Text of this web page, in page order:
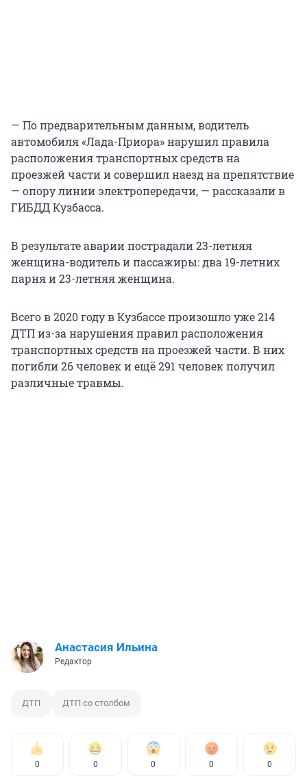
— По предварительным данным, водитель
автомобиля «Лада-Приора» нарушил правила
расположения транспортных средств на
проезжей части и совершил наезд на препятствие
— опору линии электропередачи, — рассказали в
ГИБДД Кузбасса.
В результате аварии пострадали 23-летняя
женщина-водитель и пассажиры: два 19-летних
парня и 23-летняя женщина.
Всего в 2020 году в Кузбассе произошло уже 214
ДТП из-за нарушения правил расположения
транспортных средств на проезжей части. В них
погибли 26 человек и ещё 291 человек получил
различные травмы.
Анастасия Ильина
Редактор
ДТП ДТП со столбом
0 0 0 0 0